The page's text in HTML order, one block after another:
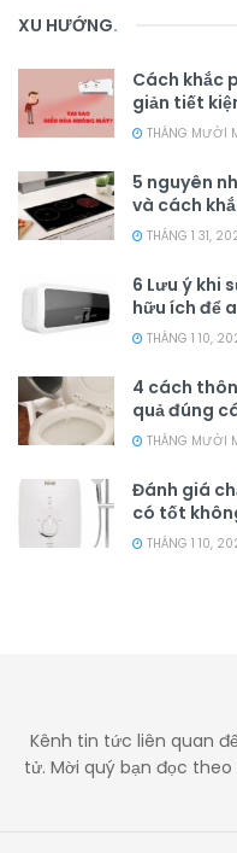
XU HƯỚNG.
Cách khắc
giản tiết
THÁNG MƯỜI
5 nguyên
và cách
THÁNG 1 31,
6 Lưu ý khi
hữu ích để
THÁNG 1 10,
4 cách
quả đúng
THÁNG MƯỜI
Đánh giá
có tốt
THÁNG 1 10,
Kênh tin tức liên quan
tử. Mời quý bạn đọc